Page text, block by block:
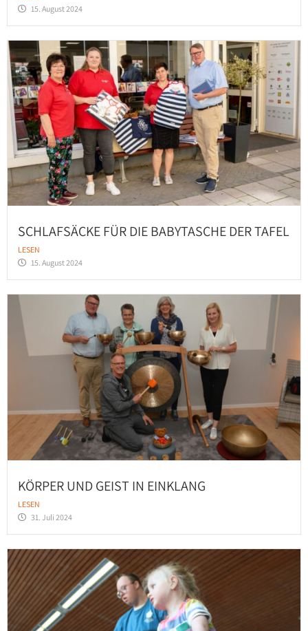
15. August 2024
SCHLAFSÄCKE FÜR DIE BABYTASCHE DER TAFEL
LESEN
15. August 2024
KÖRPER UND GEIST IN EINKLANG
LESEN
31. Juli 2024